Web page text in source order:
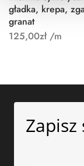
gładka, krepa,
granat
125,00zł/m